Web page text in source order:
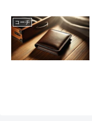
コーチ